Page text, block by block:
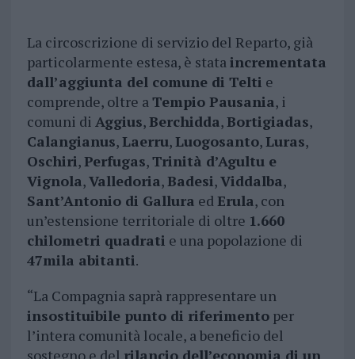
La circoscrizione di servizio del Reparto, già
particolarmente estesa, è stataincrementata
dall’aggiunta del comune di Telti e
comprende, oltre aTempio Pausania, i
comuni di Aggius,Berchidda,Bortigiadas,
Calangianus,Laerru,Luogosanto,Luras,
Oschiri,Perfugas,Trinità d’Agultu e
Vignola,Valledoria,Badesi,Viddalba,
Sant’Antonio di Gallura edErula, con
un’estensione territoriale di oltre 1.660
chilometri quadrati e una popolazione di
47mila abitanti.
“La Compagnia saprà rappresentare un
insostituibile punto di riferimentoper
l’intera comunità locale, a beneficio del